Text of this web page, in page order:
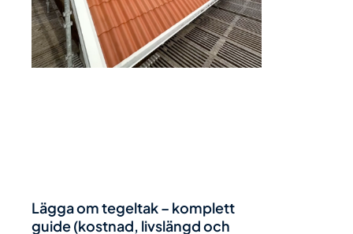
Lägga om tegeltak – komplett
guide (kostnad, livslängd och